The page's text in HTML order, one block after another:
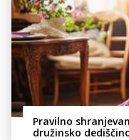
Pravilno
družinsko